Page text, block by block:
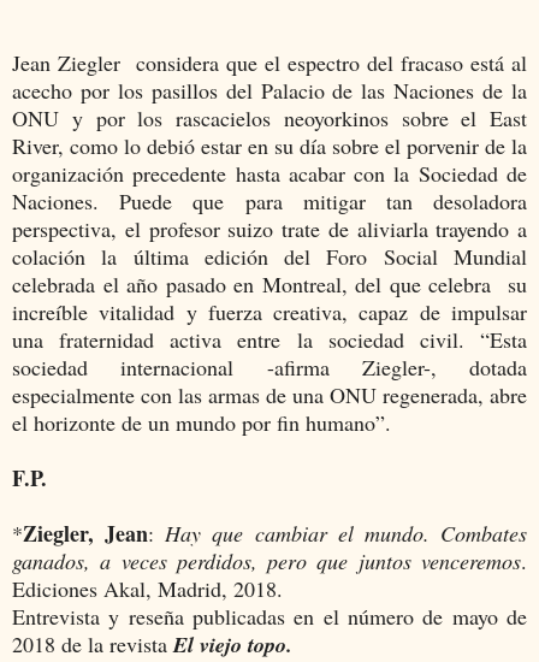
Jean Ziegler considera que el espectro del fracaso está al
acecho por los pasillos del Palacio de las Naciones de la
ONU y por los rascacielos neoyorkinos sobre el East
River, como lo debió estar en su día sobre el porvenir de la
organización precedente hasta acabar con la Sociedad de
Naciones. Puede que para mitigar tan desoladora
perspectiva, el profesor suizo trate de aliviarla trayendo a
colación la última edición del Foro Social Mundial
celebrada el año pasado en Montreal, del que celebra su
increíble vitalidad y fuerza creativa, capaz de impulsar
una fraternidad activa entre la sociedad civil. “Esta
sociedad internacional -afirma Ziegler-, dotada
especialmente con las armas de una ONU regenerada, abre
el horizonte de un mundo por fin humano”.
F.P.
*Ziegler, Jean:Hay que cambiar el mundo. Combates
ganados, a veces perdidos, pero que juntos venceremos.
Ediciones Akal, Madrid, 2018.
Entrevista y reseña publicadas en el número de mayo de
2018 de la revistaEl viejo topo.